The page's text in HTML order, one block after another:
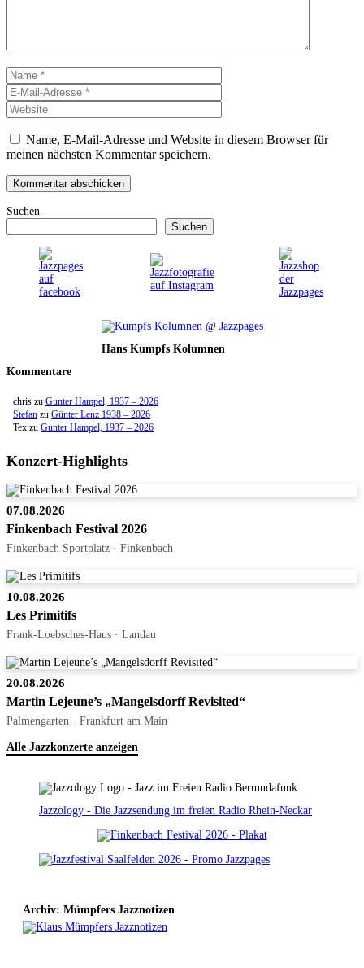
Name
Mail-
Adresse
Name, E-Mail-Adresse und Website in diesem Browser für
meinen nächsten Kommentar speichern.
Suchen
Suchen
Hans Kumpfs Kolumnen
Kommentare
chris zu Gunter Hampel, 1937 – 2026
Stefan zu Günter Lenz 1938 – 2026
Tex zu Gunter Hampel, 1937 – 2026
Konzert-Highlights
07.08.2026
Finkenbach Festival 2026
Finkenbach Sportplatz · Finkenbach
10.08.2026
Les Primitifs
Frank-Loebsches-Haus · Landau
20.08.2026
Martin Lejeune’s „Mangelsdorff Revisited“
Palmengarten · Frankfurt am Main
Alle Jazzkonzerte anzeigen
Jazzology - Die Jazzsendung im freien Radio Rhein-Neckar
Archiv: Mümpfers Jazznotizen